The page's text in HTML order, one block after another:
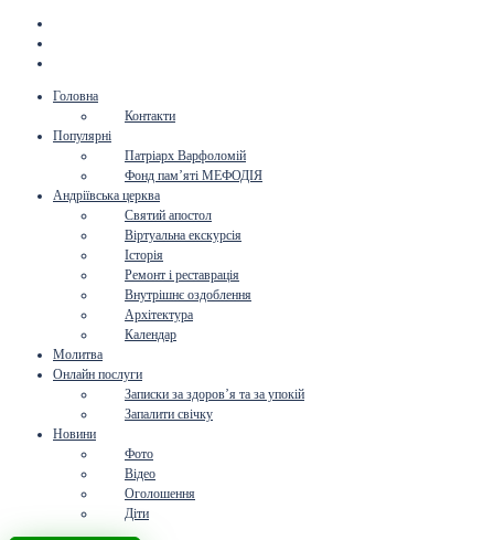
Головна
Контакти
Популярні
Патріарх Варфоломій
Фонд пам’яті МЕФОДІЯ
Андріївська церква
Святий апостол
Віртуальна екскурсія
Історія
Ремонт і реставрація
Внутрішнє оздоблення
Архітектура
Календар
Молитва
Онлайн послуги
Записки за здоров’я та за упокій
Запалити свічку
Новини
Фото
Відео
Оголошення
Діти